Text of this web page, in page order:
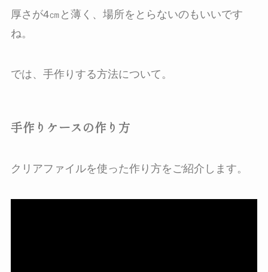
厚さが4㎝と薄く、場所をとらないのもいいです
ね。
では、手作りする方法について。
手作りケースの作り方
クリアファイルを使った作り方をご紹介します。